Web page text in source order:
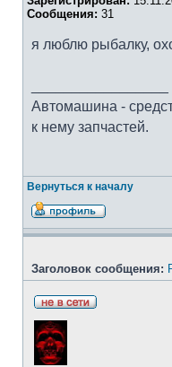
Сообщения: 31
я люблю рыбалку,
Автомашина -
к нему запчастей.
Вернуться к началу
Заголовок сообщения: